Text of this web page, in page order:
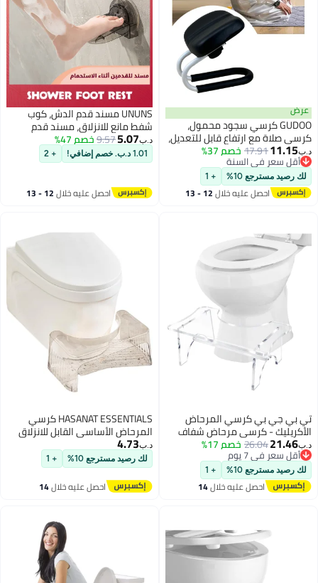
عرض
GUDOO كرسي سجود محمول،
كرسي صلاة مع ارتفاع قابل للتعديل،
كرسي تأمل وكرسي يوغا مزود
بوسادة ناعمة، كرسي سجود
للصلاة، مقعد دعم السجود
للاستخدام في المنزل أو المكتب أو
المسجد أو أثناء السفر – باللون
د.ب‏11.15
17.91خصم 37%
أقل سعر في السنة
أقل سعر في السنة
لك رصيد مسترجع 10% + 1
احصل عليه خلال 12 - 13
UNUNS مسند قدم الدش، كوب
شفط مانع للانزلاق، مسند قدم
للحلاقة، حامل للقدم للاستحمام
الداخلي، رمادي
د.ب‏5.07
9.57خصم 47%
1.01 د.ب. خصم إضافي! + 2
احصل عليه خلال 12 - 13
تي بي جي بي كرسي المرحاض
الأكريليك - كرسي مرحاض شفاف
للحمام
د.ب‏21.46
26.04خصم 17%
أقل سعر في 7 يوم
أقل سعر في 7 يوم
لك رصيد مسترجع 10% + 1
احصل عليه خلال14
HASANAT ESSENTIALS كرسي
المرحاض الأساسي القابل للانزلاق
غير القابل للانزلاق للبالغين والأطفال
بتصميم حديث شفاف
د.ب‏4.73
لك رصيد مسترجع 10% + 1
احصل عليه خلال14